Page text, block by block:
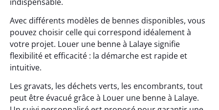
Avec différents modèles de bennes disponibles, vous
pouvez choisir celle qui correspond idéalement à
votre projet. Louer une benne à Lalaye signifie
flexibilité et efficacité : la démarche est rapide et
intuitive.
Les gravats, les déchets verts, les encombrants, tout
peut être évacué grâce à Louer une benne à Lalaye.